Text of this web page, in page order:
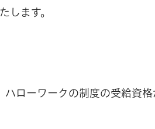
します。
ローワークの制度の受給資